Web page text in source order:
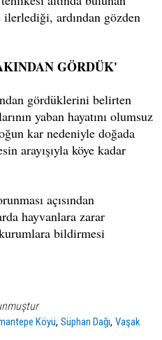
ilerlediği, ardından gözden
GÖRDÜK'
gördüklerini belirten
yaban hayatını olumsuz
kar nedeniyle doğada
arayışıyla köye kadar
açısından
hayvanlara zarar
bildirmesi
Köyü,Süphan Dağı,Vaşak